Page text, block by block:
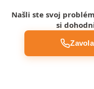
Našli ste svoj
si